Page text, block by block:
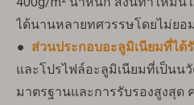
ได้นานหลายทศวรรษโดยไม่ย
● ส่วนประกอบอะลูมิเนียมที่ได้
และโปรไฟล์อะลูมิเนียมที่เป็นน
มาตรฐานและการรับรองสูงสุ